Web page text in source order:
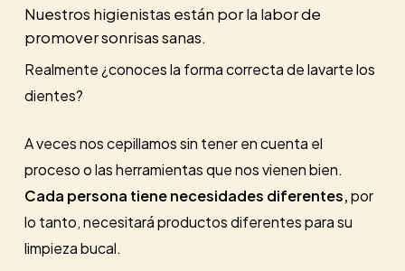
Nuestros higienistas están por la labor de
promover sonrisas sanas.
Realmente ¿conoces la forma correcta de lavarte los
dientes?
A veces nos cepillamos sin tener en cuenta el
proceso o las herramientas que nos vienen bien.
Cada persona tiene necesidades diferentes,por
lo tanto, necesitará productos diferentes para su
limpieza bucal.